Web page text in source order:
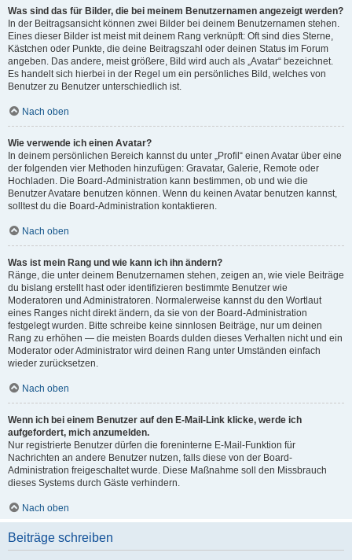
Was sind das für Bilder, die bei meinem Benutzernamen angezeigt werden?
In der Beitragsansicht können zwei Bilder bei deinem Benutzernamen stehen.
Eines dieser Bilder ist meist mit deinem Rang verknüpft: Oft sind dies Sterne,
Kästchen oder Punkte, die deine Beitragszahl oder deinen Status im Forum
angeben. Das andere, meist größere, Bild wird auch als „Avatar“ bezeichnet.
Es handelt sich hierbei in der Regel um ein persönliches Bild, welches von
Benutzer zu Benutzer unterschiedlich ist.
Nach oben
Wie verwende ich einen Avatar?
In deinem persönlichen Bereich kannst du unter „Profil“ einen Avatar über eine
der folgenden vier Methoden hinzufügen: Gravatar, Galerie, Remote oder
Hochladen. Die Board-Administration kann bestimmen, ob und wie die
Benutzer Avatare benutzen können. Wenn du keinen Avatar benutzen kannst,
solltest du die Board-Administration kontaktieren.
Nach oben
Was ist mein Rang und wie kann ich ihn ändern?
Ränge, die unter deinem Benutzernamen stehen, zeigen an, wie viele Beiträge
du bislang erstellt hast oder identifizieren bestimmte Benutzer wie
Moderatoren und Administratoren. Normalerweise kannst du den Wortlaut
eines Ranges nicht direkt ändern, da sie von der Board-Administration
festgelegt wurden. Bitte schreibe keine sinnlosen Beiträge, nur um deinen
Rang zu erhöhen — die meisten Boards dulden dieses Verhalten nicht und ein
Moderator oder Administrator wird deinen Rang unter Umständen einfach
wieder zurücksetzen.
Nach oben
Wenn ich bei einem Benutzer auf den E-Mail-Link klicke, werde ich
aufgefordert, mich anzumelden.
Nur registrierte Benutzer dürfen die foreninterne E-Mail-Funktion für
Nachrichten an andere Benutzer nutzen, falls diese von der Board-
Administration freigeschaltet wurde. Diese Maßnahme soll den Missbrauch
dieses Systems durch Gäste verhindern.
Nach oben
Beiträge schreiben